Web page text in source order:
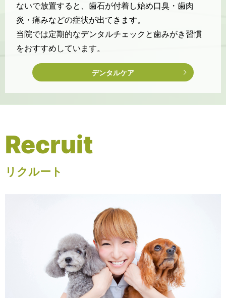
ないで放置すると、歯石が付着し始め口臭・歯肉
炎・痛みなどの症状が出てきます。
当院では定期的なデンタルチェックと歯みがき習慣
をおすすめしています。
デンタルケア
Recruit
リクルート